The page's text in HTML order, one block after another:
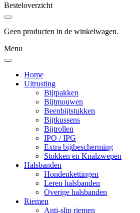
Besteloverzicht
Geen producten in de winkelwagen.
Menu
Home
Uitrusting
Bijtpakken
Bijtmouwen
Beenbijtstukken
Bijtkussens
Bijtrollen
IPO / IPG
Extra bijtbescherming
Stokken en Knalzwepen
Halsbanden
Hondenkettingen
Leren halsbanden
Overige halsbanden
Riemen
Anti-slip riemen